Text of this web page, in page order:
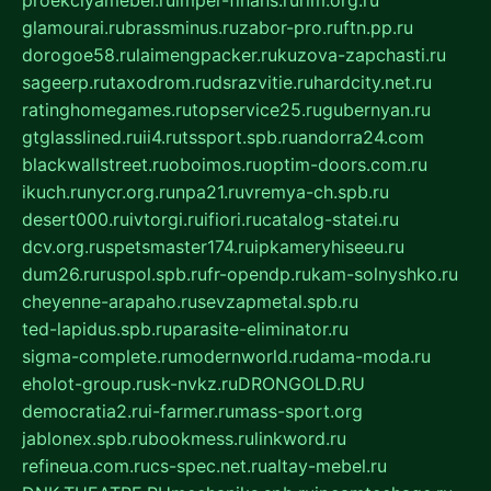
glamourai.rubrassminus.ruzabor-pro.ruftn.pp.ru
dorogoe58.rulaimengpacker.rukuzova-zapchasti.ru
sageerp.rutaxodrom.rudsrazvitie.ruhardcity.net.ru
ratinghomegames.rutopservice25.rugubernyan.ru
gtglasslined.ruii4.rutssport.spb.ruandorra24.com
blackwallstreet.ruoboimos.ruoptim-doors.com.ru
ikuch.runycr.org.runpa21.ruvremya-ch.spb.ru
desert000.ruivtorgi.ruifiori.rucatalog-statei.ru
dcv.org.ruspetsmaster174.ruipkameryhiseeu.ru
dum26.ruruspol.spb.rufr-opendp.rukam-solnyshko.ru
cheyenne-arapaho.rusevzapmetal.spb.ru
ted-lapidus.spb.ruparasite-eliminator.ru
sigma-complete.rumodernworld.rudama-moda.ru
eholot-group.rusk-nvkz.ruDRONGOLD.RU
democratia2.rui-farmer.rumass-sport.org
jablonex.spb.rubookmess.rulinkword.ru
refineua.com.rucs-spec.net.rualtay-mebel.ru